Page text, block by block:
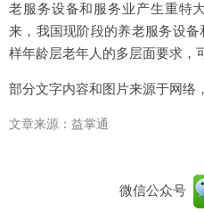
老服务设备和服务业产生重特
来，我国现阶段的养老服务设
样年龄层老年人的多层面要求，
部分文字内容和图片来源于网络
文章来源：益掌通
微信公众号